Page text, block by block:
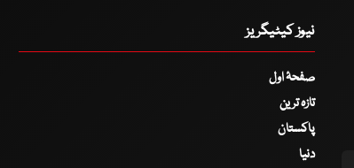
نیوز کیٹیگریز
صفحۂ اول
تازہ ترین
پاکستان
دنیا